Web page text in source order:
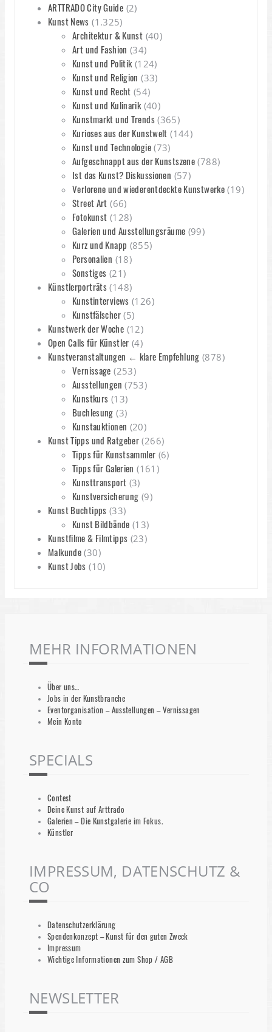
ARTTRADO City Guide (2)
Kunst News (1.325)
Architektur & Kunst (40)
Art und Fashion (34)
Kunst und Politik(124)
Kunst und Religion (33)
Kunst und Recht (54)
Kunst und Kulinarik(40)
Kunstmarkt und Trends(365)
Kurioses aus der Kunstwelt (144)
Kunst und Technologie(73)
Aufgeschnappt aus der Kunstszene (788)
Ist das Kunst? Diskussionen (57)
Verlorene und wiederentdeckte Kunstwerke (19)
Street Art (66)
Fotokunst (128)
Galerien und Ausstellungsräume (99)
Kurz und Knapp (855)
Personalien (18)
Sonstiges (21)
Künstlerporträts (148)
Kunstinterviews (126)
Kunstfälscher(5)
Kunstwerk der Woche (12)
Open Calls für Künstler (4)
Kunstveranstaltungen ← klare Empfehlung (878)
Vernissage (253)
Ausstellungen (753)
Kunstkurs (13)
Buchlesung (3)
Kunstauktionen (20)
Kunst Tipps und Ratgeber (266)
Tipps für Kunstsammler (6)
Tipps für Galerien (161)
Kunsttransport (3)
Kunstversicherung (9)
Kunst Buchtipps (33)
Kunst Bildbände (13)
Kunstfilme & Filmtipps (23)
Malkunde (30)
Kunst Jobs (10)
MEHR INFORMATIONEN
Über uns…
Jobs in der Kunstbranche
Eventorganisation – Ausstellungen – Vernissagen
Mein Konto
SPECIALS
Contest
Deine Kunst auf Arttrado
Galerien – Die Kunstgalerie im Fokus.
Künstler
IMPRESSUM, DATENSCHUTZ &
CO
Datenschutzerklärung
Spendenkonzept – Kunst für den guten Zweck
Impressum
Wichtige Informationen zum Shop / AGB
NEWSLETTER